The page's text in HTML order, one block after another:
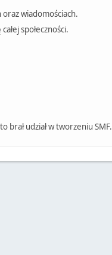
wiadomościach.
społeczności.
brał udział w tworzeniu SMF.